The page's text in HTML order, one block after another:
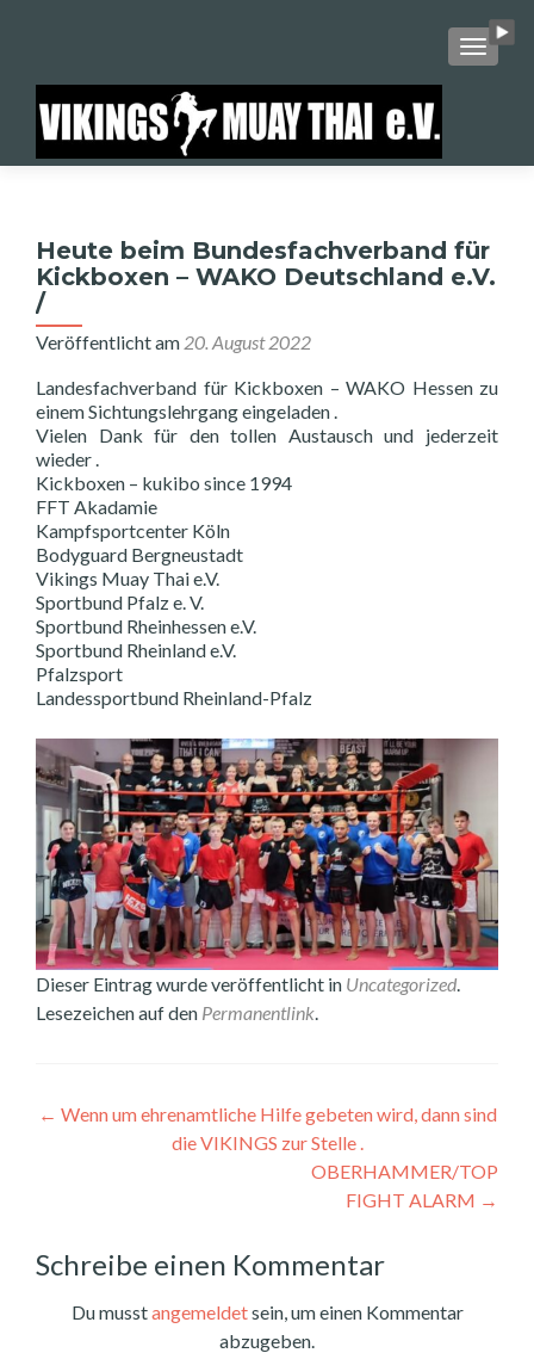
Heute beim Bundesfachverband für
Kickboxen – WAKO Deutschland e.V.
/
Veröffentlicht am 20. August 2022
Landesfachverband für Kickboxen – WAKO Hessen zu
einem Sichtungslehrgang eingeladen .
Vielen Dank für den tollen Austausch und jederzeit
wieder .
Kickboxen – kukibo since 1994
FFT Akadamie
Kampfsportcenter Köln
Bodyguard Bergneustadt
Vikings Muay Thai e.V.
Sportbund Pfalz e. V.
Sportbund Rheinhessen e.V.
Sportbund Rheinland e.V.
Pfalzsport
Landessportbund Rheinland-Pfalz
Dieser Eintrag wurde veröffentlicht in Uncategorized.
Lesezeichen auf den Permanentlink.
Beitragsnavigation
← Wenn um ehrenamtliche Hilfe gebeten wird, dann sind
die VIKINGS zur Stelle .
OBERHAMMER/TOP
FIGHT ALARM →
Schreibe einen Kommentar
Du musstangemeldetsein, um einen Kommentar
abzugeben.